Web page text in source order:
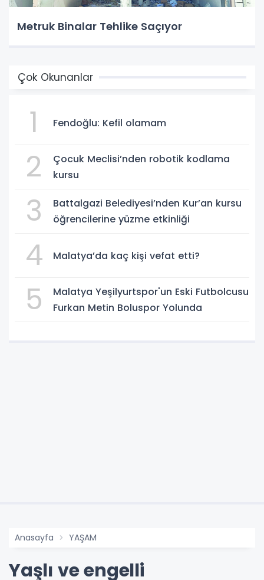
Metruk Binalar Tehlike Saçıyor
Çok Okunanlar
1 Fendoğlu: Kefil olamam
2
Çocuk Meclisi’nden robotik kodlama
kursu
3
Battalgazi Belediyesi’nden Kur’an kursu
öğrencilerine yüzme etkinliği
4 Malatya’da kaç kişi vefat etti?
5
Malatya Yeşilyurtspor'un Eski Futbolcusu
Furkan Metin Boluspor Yolunda
Anasayfa YAŞAM
Yaşlı ve engelli